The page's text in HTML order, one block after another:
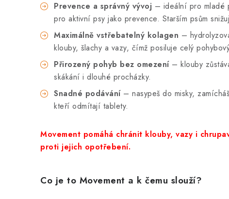
Prevence a správný vývoj – ideální pro mladé
pro aktivní psy jako prevence. Starším psům
Maximálně vstřebatelný kolagen –
klouby, šlachy a vazy, čímž posiluje celý
Přirozený pohyb bez omezení– klouby
skákání i dlouhé procházky.
Snadné podávání– nasypeš do misky,
kteří odmítají tablety.
Movement pomáhá chránit klouby, vazy i
proti jejich opotřebení.
Co je to Movement a k čemu slouží?